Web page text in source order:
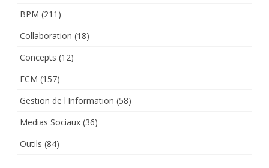
BPM (211)
Collaboration (18)
Concepts (12)
ECM (157)
Gestion de l'Information (58)
Medias Sociaux (36)
Outils (84)